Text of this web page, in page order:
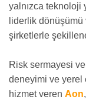
yalnızca teknoloji
liderlik
şirketlerle
Risk sermayesi
deneyimi ve yerel
hizmet veren Aon,